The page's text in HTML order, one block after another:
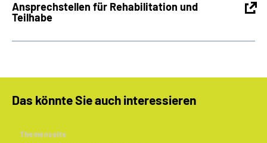
Ansprechstellen für Rehabilitation und
Teilhabe
Das könnte Sie auch interessieren
Themenseite